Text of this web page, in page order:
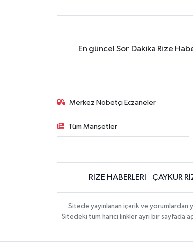
En güncel Son Dakika Rize
Merkez Nöbetçi Eczaneler
Tüm Manşetler
RİZE HABERLERİ ÇAYKUR
Sitede yayınlanan içerik ve
Sitedeki tüm harici linkler ayrı bir sayfada